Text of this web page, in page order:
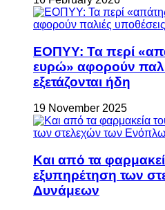
ΕΟΠΥΥ: Τα περί
ευρώ» αφορούν
εξετάζονται ήδη
19 November 2025
Και από τα
εξυπηρέτηση των
Δυνάμεων